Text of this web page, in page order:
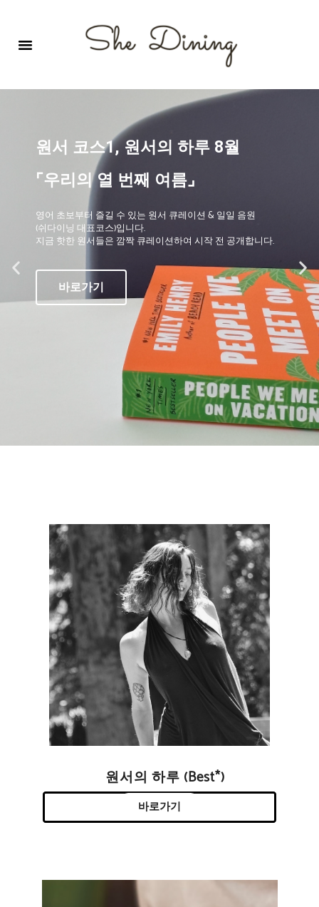
원서 코스1, 원서의 하루 8월
⌜우리의 열 번째 여름⌟
영어 초보부터 즐길 수 있는 원서 큐레이션 & 일일 음원
(쉬다이닝 대표코스)입니다.
지금 핫한 원서들은 깜짝 큐레이션하여 시작 전 공개합니다.
바로가기
원서의 하루 (Best*)
바로가기